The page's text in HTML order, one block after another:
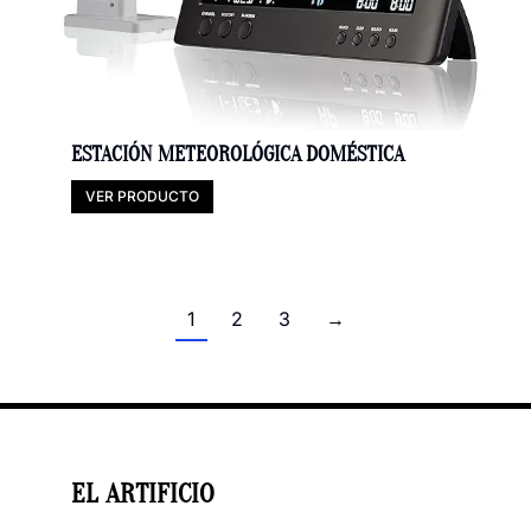
ESTACIÓN METEOROLÓGICA DOMÉSTICA
VER PRODUCTO
1 2 3 →
EL ARTIFICIO